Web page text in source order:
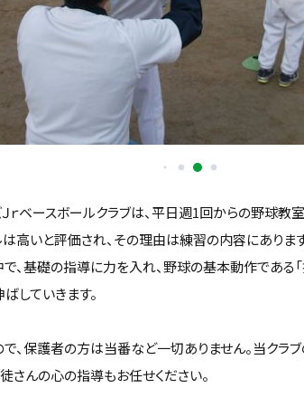
ｒベースボールクラブは、平日週1回からの野球教
高いと評価され、その理由は練習の内容にあります
、基礎の指導に力を入れ、野球の基本動作である「
していきます。
、保護者の方は当番など一切ありません。当クラ
さんの心の指導もお任せください。